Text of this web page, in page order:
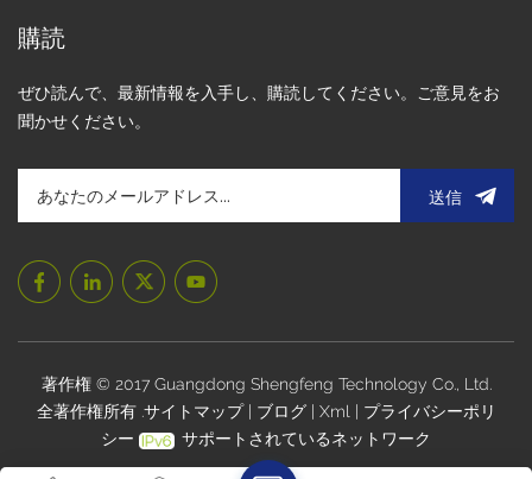
購読
ぜひ読んで、最新情報を入手し、購読してください。ご意見をお
聞かせください。
送信
著作権 © 2017 Guangdong Shengfeng Technology Co., Ltd.
全著作権所有 .サイトマップ ブログ Xml| プライバシーポリ
シー
サポートされているネットワーク